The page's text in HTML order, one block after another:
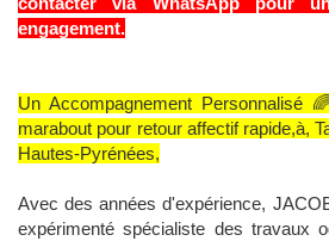
engagement.
Un Accompagnement Personnalisé
marabout pour retour affectif rapide,à,
Hautes-Pyrénées,
Avec des années d'expérience,
expérimenté spécialiste des travaux